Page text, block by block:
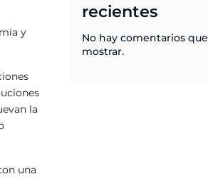
y
la
una
recientes
No hay comentarios que
mostrar.